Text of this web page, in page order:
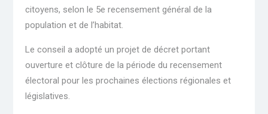
citoyens, selon le 5e recensement général de la
population et de l’habitat.
Le conseil a adopté un projet de décret portant
ouverture et clôture de la période du recensement
électoral pour les prochaines élections régionales et
législatives.